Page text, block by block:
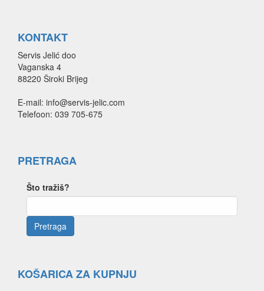
KONTAKT
Servis Jelić doo
Vaganska 4
88220 Široki Brijeg
E-mail: info@servis-jelic.com
Telefoon: 039 705-675
PRETRAGA
Što tražiš?
KOŠARICA ZA KUPNJU